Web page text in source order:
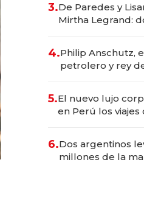
marcas "fast
3.De Paredes y
Mirtha Legrand:
4.Philip Anschutz,
petrolero y rey
5.El nuevo lujo
en Perú los
en experiencias
6.Dos argentinos
millones de la